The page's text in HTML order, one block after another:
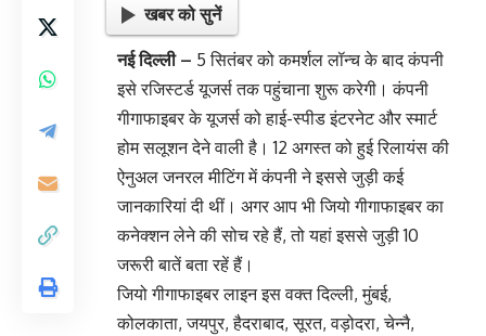
खबर को सुनें
नई दिल्ली – 5 सितंबर को कमर्शल लॉन्च के बाद कंपनी
इसे रजिस्टर्ड यूजर्स तक पहुंचाना शुरू करेगी। कंपनी
गीगाफाइबर के यूजर्स को हाई-स्पीड इंटरनेट और स्मार्ट
होम सलूशन देने वाली है। 12 अगस्त को हुई रिलायंस की
ऐनुअल जनरल मीटिंग में कंपनी ने इससे जुड़ी कई
जानकारियां दी थीं। अगर आप भी जियो गीगाफाइबर का
कनेक्शन लेने की सोच रहे हैं, तो यहां इससे जुड़ी 10
जरूरी बातें बता रहें हैं।
जियो गीगाफाइबर लाइन इस वक्त दिल्ली, मुंबई,
कोलकाता, जयपुर, हैदराबाद, सूरत, वड़ोदरा, चेन्नै,